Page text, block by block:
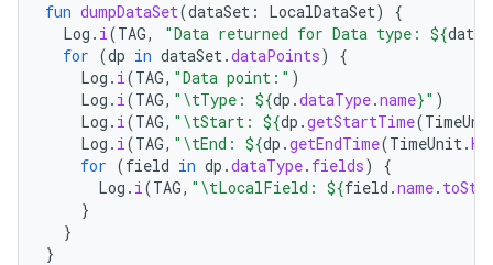
fun dumpDataSet(dataSet : LocalDataSet)
{
Log . i(TAG, "Data returned for Data type: ${
for (dp in dataSet.dataPoints)
{
Log . i(TAG, "Data point:" )
Log . i(TAG, "\tType: ${dp .dataType.name}" )
Log . i(TAG, "\tStart: ${dp .getStartTime(
Log . i(TAG, "\tEnd: ${dp .getEndTime(TimeUnit.
for (field in dp .dataType. fields)
{
Log . i(TAG, "\tLocalField: ${field .name.
}
}
}